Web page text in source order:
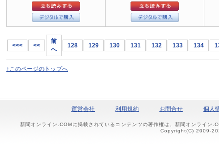
<<< <<
前
へ
128 129 130 131 132 133 134
↑このページのトップへ
運営会社 利用規約 お問合せ 個人
新聞オンライン.COMに掲載されているコンテンツの著作権は、新聞オンライン
Copyright(C) 2009-